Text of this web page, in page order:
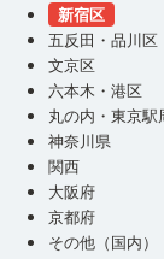
新宿区
五反田・品川区
文京区
六本木・港区
丸の内・東京駅
神奈川県
関西
大阪府
京都府
その他（国内）